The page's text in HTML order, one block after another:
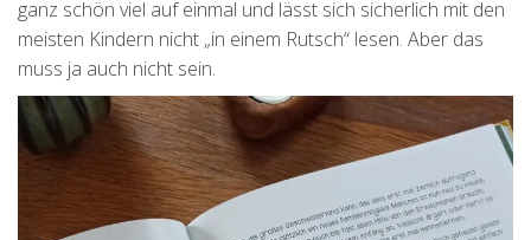
ganz schön viel auf einmal und lässt sich sicherlich mit den
meisten Kindern nicht „in einem Rutsch“ lesen. Aber das
muss ja auch nicht sein.